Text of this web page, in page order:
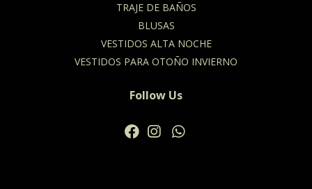
TRAJE DE BAÑOS
BLUSAS
VESTIDOS ALTA NOCHE
VESTIDOS PARA OTOÑO INVIERNO
Follow Us